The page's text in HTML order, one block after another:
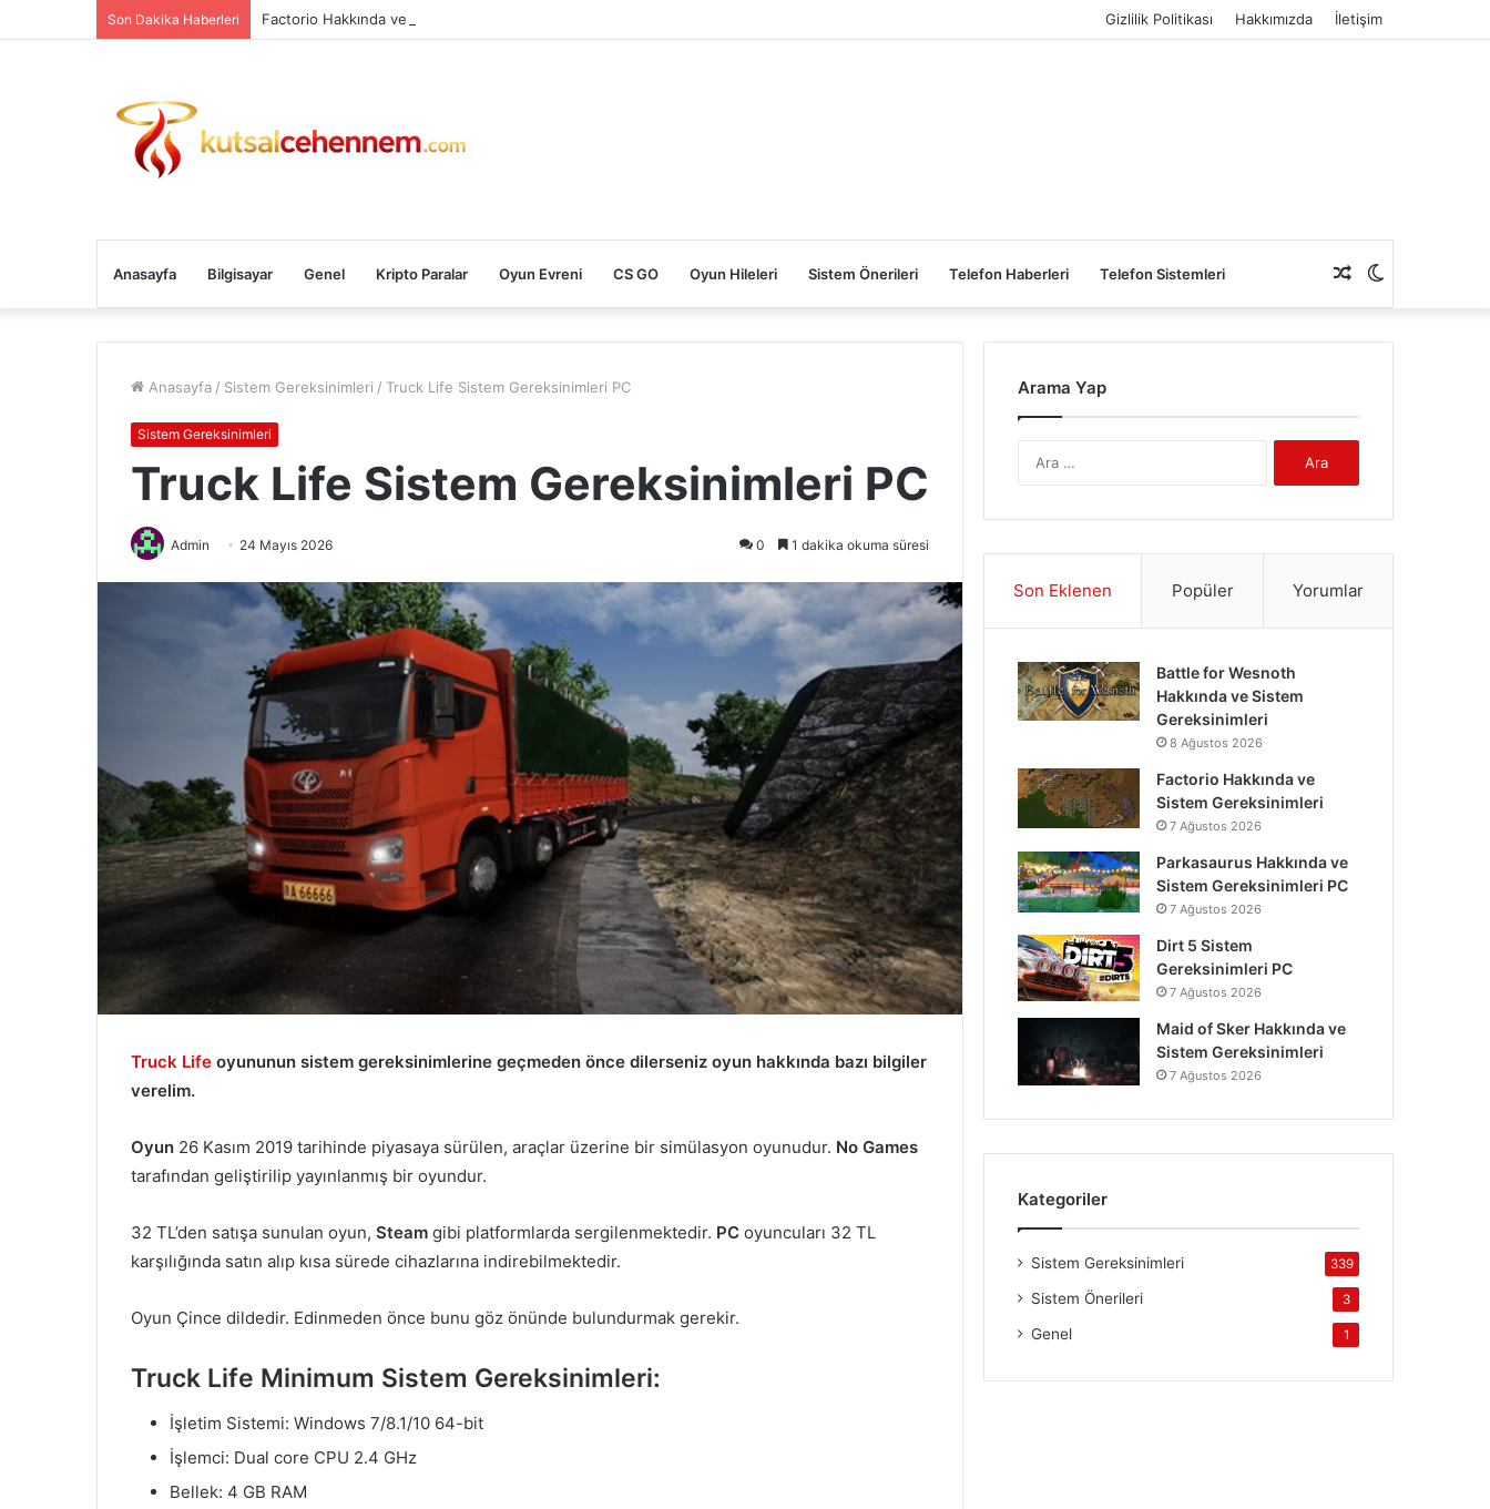
Son Dakika Haberleri Factorio Hakkında ve Sistem Gereksinimleri Gizlilik Politikası Hakkımızda İletişim
Anasayfa Bilgisayar Genel Kripto Paralar Oyun Evreni CS GO Oyun Hileleri Sistem Önerileri Telefon Haberleri Telefon Sistemleri
görünümü
Rastgele
Makale
Anasayfa / Sistem Gereksinimleri / Truck Life Sistem Gereksinimleri PC
Sistem Gereksinimleri
Truck Life Sistem Gereksinimleri PC
Admin 24 Mayıs 2026 0 1 dakika okuma süresi
Truck Life oyununun sistem gereksinimlerine geçmeden önce dilerseniz oyun hakkında bazı bilgiler
verelim.
Oyun 26 Kasım 2019 tarihinde piyasaya sürülen, araçlar üzerine bir simülasyon oyunudur. No Games
tarafından geliştirilip yayınlanmış bir oyundur.
32 TL’den satışa sunulan oyun, Steam gibi platformlarda sergilenmektedir. PC oyuncuları 32 TL
karşılığında satın alıp kısa sürede cihazlarına indirebilmektedir.
Oyun Çince dildedir. Edinmeden önce bunu göz önünde bulundurmak gerekir.
Truck Life Minimum Sistem Gereksinimleri:
İşletim Sistemi: Windows 7/8.1/10 64-bit
İşlemci: Dual core CPU 2.4 GHz
Bellek: 4 GB RAM
Arama Yap
Son Eklenen Popüler Yorumlar
Battle for Wesnoth
Hakkında ve Sistem
Gereksinimleri
8 Ağustos 2026
Factorio Hakkında ve
Sistem Gereksinimleri
7 Ağustos 2026
Parkasaurus Hakkında ve
Sistem Gereksinimleri PC
7 Ağustos 2026
Dirt 5 Sistem
Gereksinimleri PC
7 Ağustos 2026
Maid of Sker Hakkında ve
Sistem Gereksinimleri
7 Ağustos 2026
Kategoriler
Sistem Gereksinimleri 339
Sistem Önerileri 3
Genel 1